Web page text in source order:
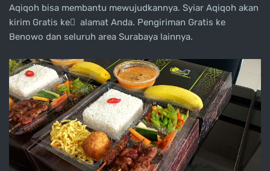
Aqiqoh bisa membantu mewujudkannya. Syiar Aqiqoh akan
kirim Gratis ke ِ alamat Anda. Pengiriman Gratis ke
Benowo dan seluruh area Surabaya lainnya.